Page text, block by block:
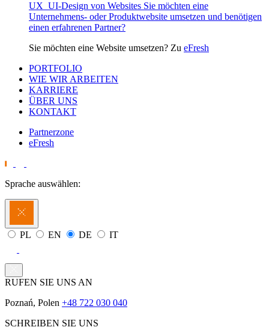
UX_UI-Design von Websites Sie möchten eine
Unternehmens- oder Produktwebsite umsetzen und benötigen
einen erfahrenen Partner?
Sie möchten eine Website umsetzen? Zu eFresh
PORTFOLIO
WIE WIR ARBEITEN
KARRIERE
ÜBER UNS
KONTAKT
Partnerzone
eFresh
Sprache auswählen:
PL EN DE IT
RUFEN SIE UNS AN
Poznań, Polen +48 722 030 040
SCHREIBEN SIE UNS